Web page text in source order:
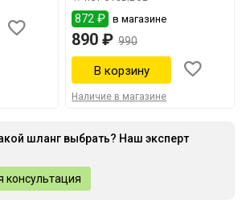
872 ₽ в магазине
890 ₽ 990
Наличие в магазине
шланг выбрать? Наш эксперт
консультация